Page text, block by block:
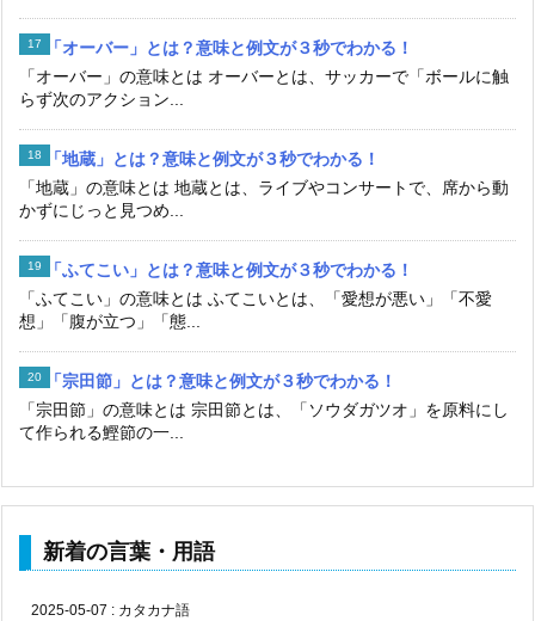
「オーバー」とは？意味と例文が３秒でわかる！
「オーバー」の意味とは オーバーとは、サッカーで「ボールに触
らず次のアクション...
「地蔵」とは？意味と例文が３秒でわかる！
「地蔵」の意味とは 地蔵とは、ライブやコンサートで、席から動
かずにじっと見つめ...
「ふてこい」とは？意味と例文が３秒でわかる！
「ふてこい」の意味とは ふてこいとは、「愛想が悪い」「不愛
想」「腹が立つ」「態...
「宗田節」とは？意味と例文が３秒でわかる！
「宗田節」の意味とは 宗田節とは、「ソウダガツオ」を原料にし
て作られる鰹節の一...
新着の言葉・用語
2025-05-07 : カタカナ語